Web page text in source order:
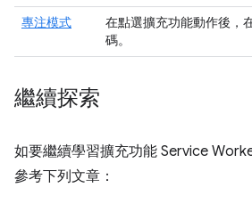
專注模式
在點選擴充功能動作後，
碼。
繼續探索
如要繼續學習擴充功能 Service
參考下列文章：